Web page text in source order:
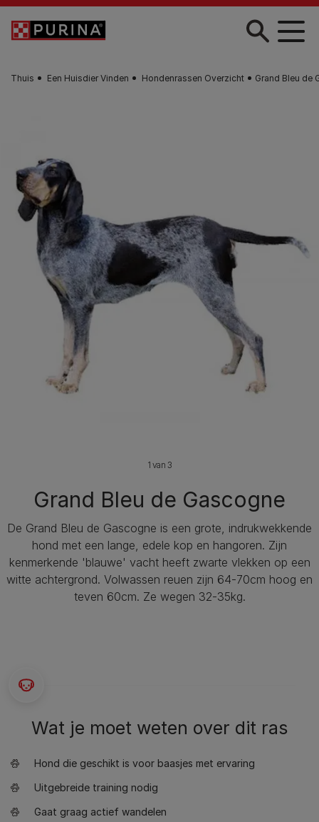
Skip to main content
Thuis Een Huisdier Vinden Hondenrassen Overzicht Grand Bleu de
Grand Bleu de Gascogne
De Grand Bleu de Gascogne is een grote, indrukwekkende
hond met een lange, edele kop en hangoren. Zijn
kenmerkende 'blauwe' vacht heeft zwarte vlekken op een
witte achtergrond. Volwassen reuen zijn 64-70cm hoog en
teven 60cm. Ze wegen 32-35kg.
1 van 3
Wat je moet weten over dit ras
Hond die geschikt is voor baasjes met ervaring
Uitgebreide training nodig
Gaat graag actief wandelen